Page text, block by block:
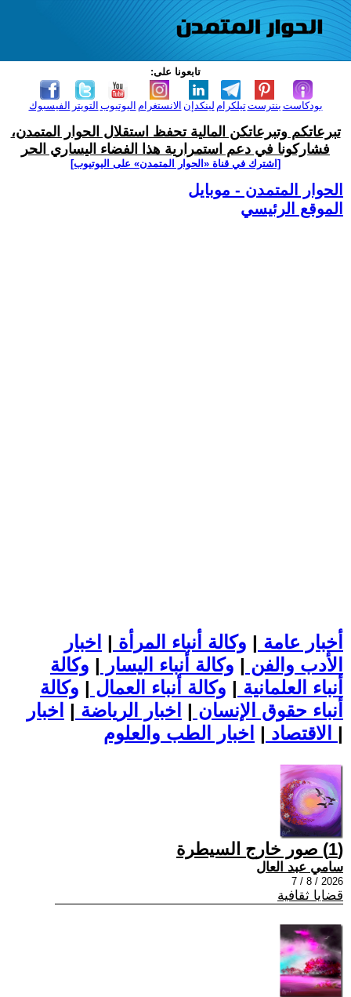
تابعونا على:
الفيسبوك التويتر اليوتيوب الانستغرام لينكدإن تيلكرامبنترست بودكاست
تبرعاتكم وتبرعاتكن المالية تحفظ استقلال الحوار المتمدن،
فشاركونا في دعم استمرارية هذا الفضاء اليساري الحر
[اشترك في قناة ‫«الحوار المتمدن» على اليوتيوب]
الحوار المتمدن - موبايل
الموقع الرئيسي
أخبار عامة | وكالة أنباء المرأة | اخبار
الأدب والفن | وكالة أنباء اليسار | وكالة
أنباء العلمانية | وكالة أنباء العمال | وكالة
أنباء حقوق الإنسان | اخبار الرياضة | اخبار
الاقتصاد | |
(1) صور خارج السيطرة
سامي عبد العال
2026 / 8 / 7
قضايا ثقافية